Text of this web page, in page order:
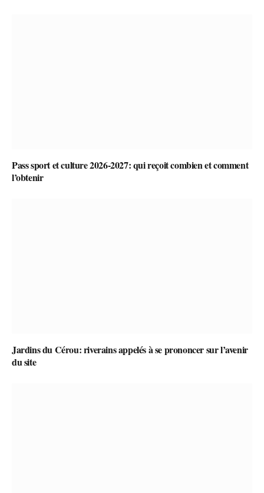
Pass sport et culture 2026-2027: qui reçoit combien et comment
l’obtenir
Jardins du Cérou: riverains appelés à se prononcer sur l’avenir
du site